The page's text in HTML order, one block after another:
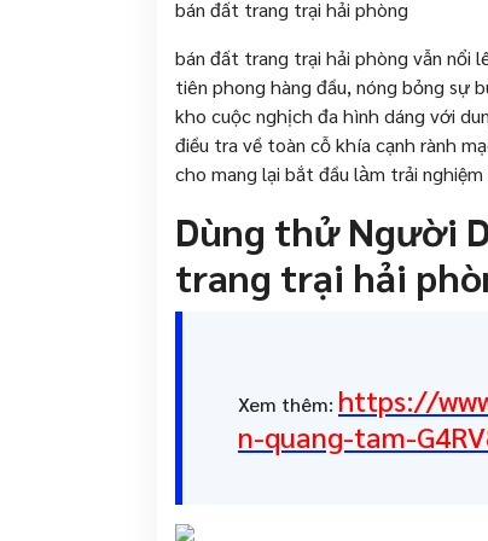
bán đất trang trại hải phòng
bán đất trang trại hải phòng vẫn nổi
tiên phong hàng đầu, nóng bỏng sự
kho cuộc nghịch đa hình dáng với
điều tra về toàn cỗ khía cạnh rành
cho mang lại bắt đầu làm trải
Dùng thử Người
trang trại hải
Xem thêm: https://
n-quang-tam-